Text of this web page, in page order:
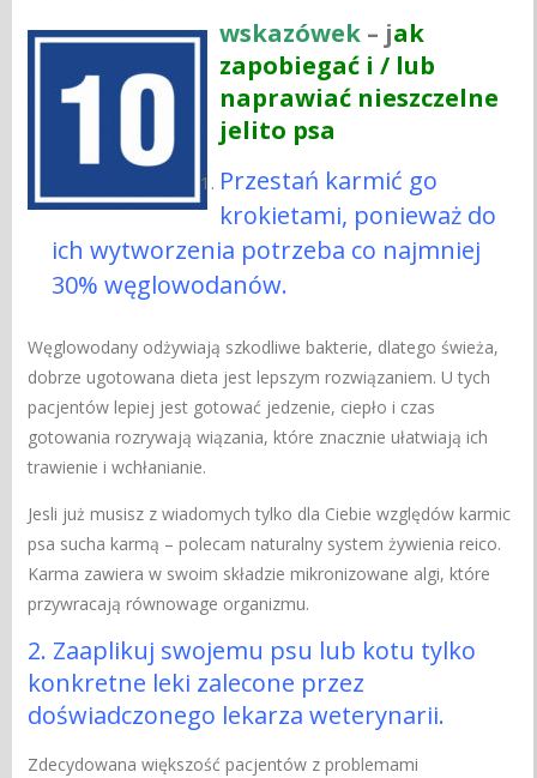
wskazówek – jak
zapobiegać i / lub
naprawiać nieszczelne
jelito psa
Przestań karmić go
krokietami, ponieważ do
ich wytworzenia potrzeba co najmniej
30% węglowodanów.
Węglowodany odżywiają szkodliwe bakterie, dlatego świeża,
dobrze ugotowana dieta jest lepszym rozwiązaniem. U tych
pacjentów lepiej jest gotować jedzenie, ciepło i czas
gotowania rozrywają wiązania, które znacznie ułatwiają ich
trawienie i wchłanianie.
Jesli już musisz z wiadomych tylko dla Ciebie względów karmic
psa sucha karmą – polecam naturalny system żywienia reico.
Karma zawiera w swoim składzie mikronizowane algi, które
przywracają równowage organizmu.
2. Zaaplikuj swojemu psu lub kotu tylko
konkretne leki zalecone przez
doświadczonego lekarza weterynarii.
Zdecydowana większość pacjentów z problemami